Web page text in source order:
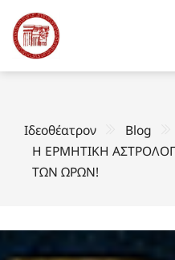
Ιδεοθέατρον
Blog
Η ΕΡΜΗΤΙΚΗ
ΤΩΝ ΩΡΩΝ!